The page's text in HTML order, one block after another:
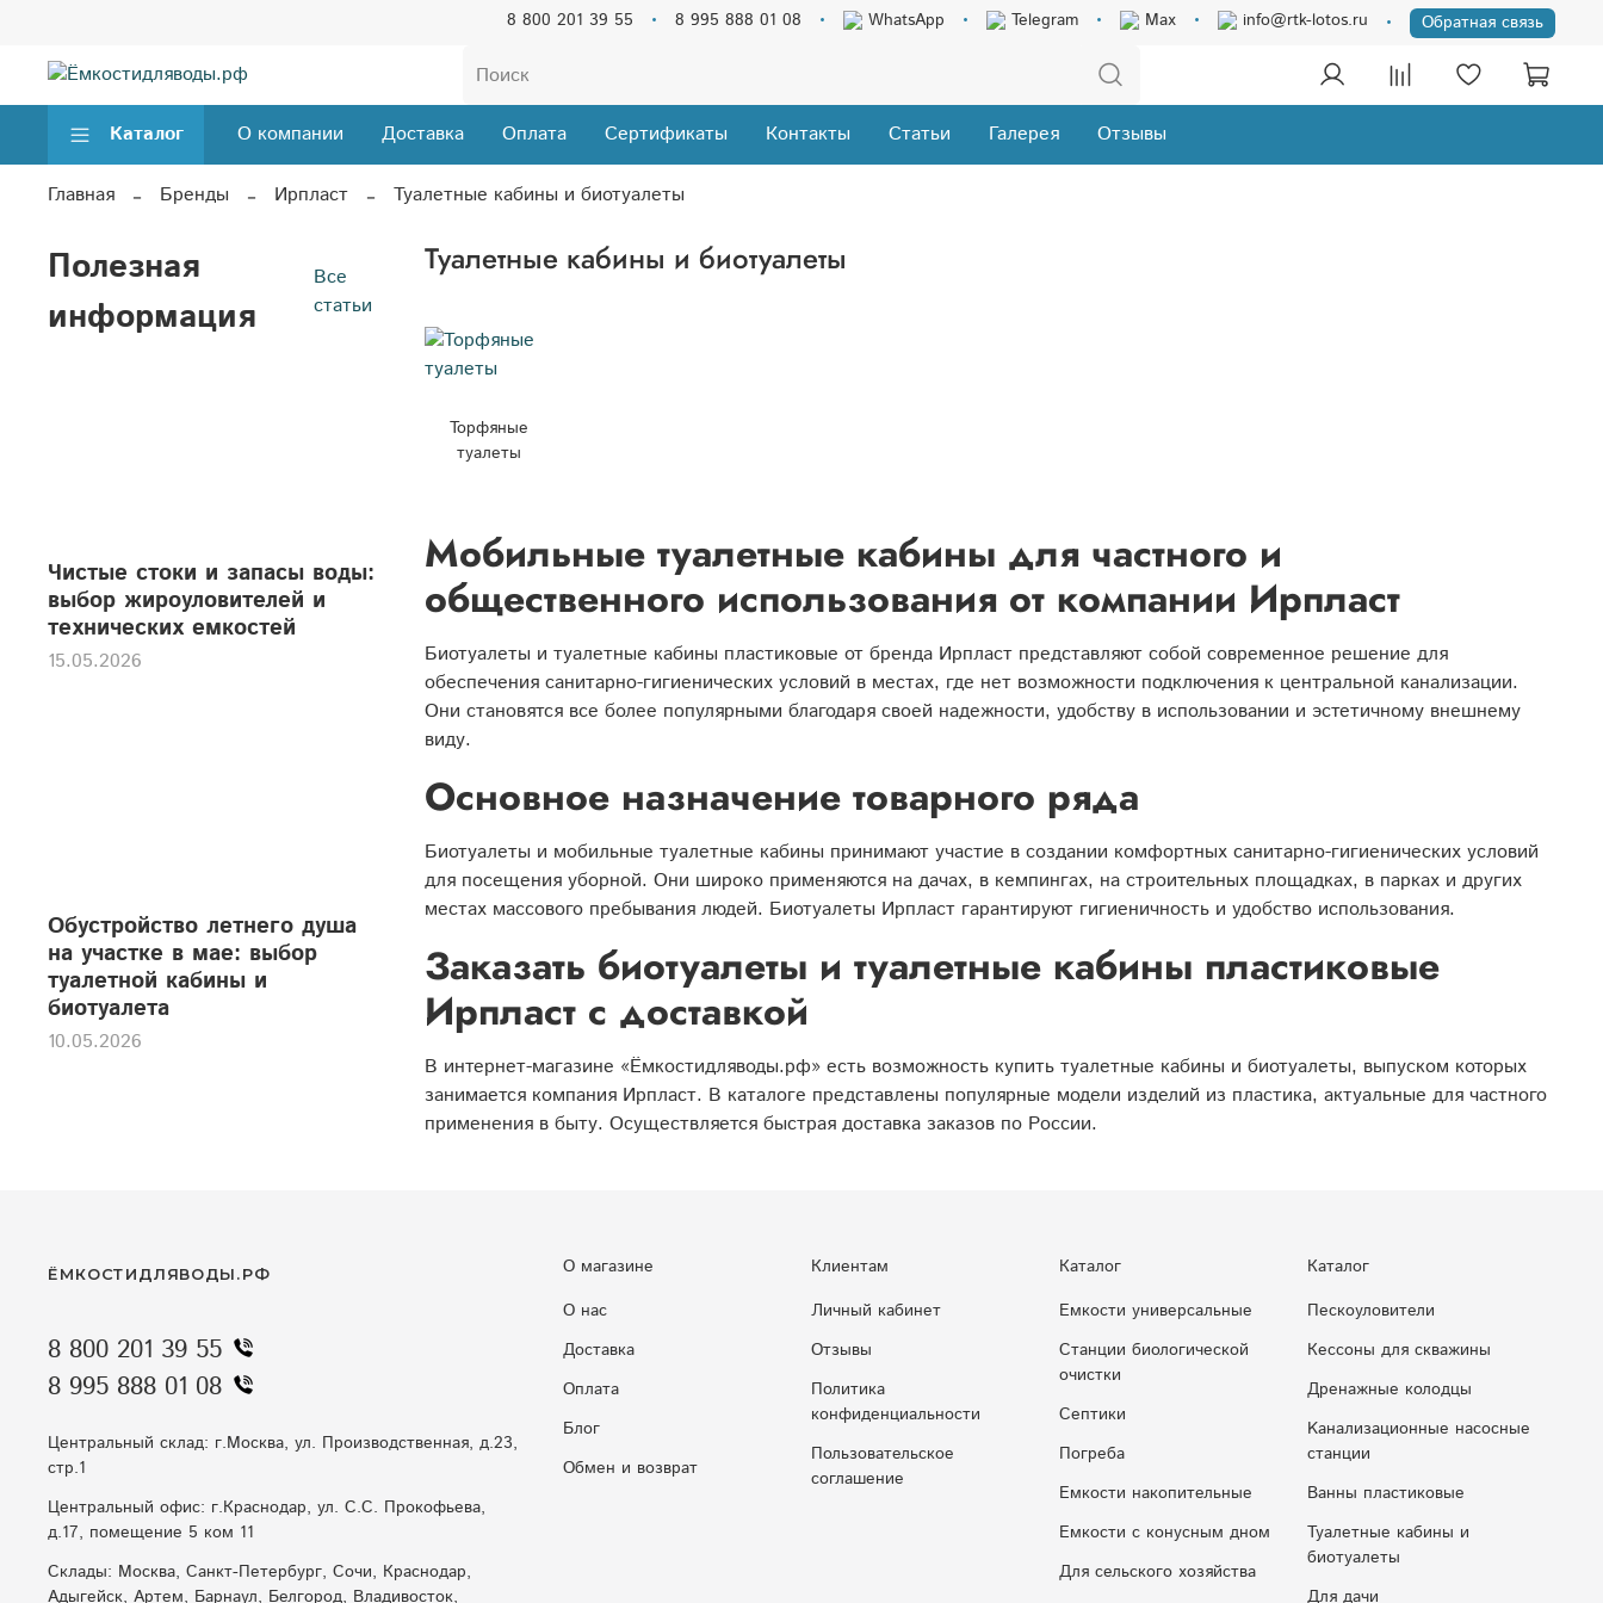
8 800 201 39 55 8 995 888 01 08 WhatsApp Telegram Max info@rtk-lotos.ru Обратная связь
Каталог О компании Доставка Оплата Сертификаты Контакты Статьи Галерея Отзывы
Главная Бренды Ирпласт Туалетные кабины и биотуалеты
Туалетные кабины и биотуалеты
Торфяные
туалеты
Мобильные туалетные кабины для частного и
общественного использования от компании Ирпласт
Биотуалеты и туалетные кабины пластиковые от бренда Ирпласт представляют собой современное решение для
обеспечения санитарно-гигиенических условий в местах, где нет возможности подключения к центральной канализации.
Они становятся все более популярными благодаря своей надежности, удобству в использовании и эстетичному внешнему
виду.
Основное назначение товарного ряда
Биотуалеты и мобильные туалетные кабины принимают участие в создании комфортных санитарно-гигиенических условий
для посещения уборной. Они широко применяются на дачах, в кемпингах, на строительных площадках, в парках и других
местах массового пребывания людей. Биотуалеты Ирпласт гарантируют гигиеничность и удобство использования.
Заказать биотуалеты и туалетные кабины пластиковые
Ирпласт с доставкой
В интернет-магазине «Ёмкостидляводы.рф» есть возможность купить туалетные кабины и биотуалеты, выпуском которых
занимается компания Ирпласт. В каталоге представлены популярные модели изделий из пластика, актуальные для частного
применения в быту. Осуществляется быстрая доставка заказов по России.
Полезная
информация
Все
статьи
Чистые стоки и запасы воды:
выбор жироуловителей и
технических емкостей
15.05.2026
Обустройство летнего душа
на участке в мае: выбор
туалетной кабины и
биотуалета
10.05.2026
О магазине
О нас
Доставка
Оплата
Блог
Обмен и возврат
Клиентам
Личный кабинет
Отзывы
Политика
конфиденциальности
Пользовательское
соглашение
Каталог
Емкости универсальные
Станции биологической
очистки
Септики
Погреба
Емкости накопительные
Eмкocти c кoнуcным днoм
Для сельского хозяйства
Каталог
Пескоуловители
Кессоны для скважины
Дренажные колодцы
Kaнaлизaциoнныe нacocныe
cтaнции
Ванны пластиковые
Туалетные кабины и
биотуалеты
Для дачи
ЁМКОСТИДЛЯВОДЫ.РФ
8 800 201 39 55
8 995 888 01 08
Центральный склад: г.Москва, ул. Производственная, д.23,
стр.1
Центральный офис: г.Краснодар, ул. С.С. Прокофьева,
д.17, помещение 5 ком 11
Склады: Москва, Санкт-Петербург, Сочи, Краснодар,
Адыгейск, Артем, Барнаул, Белгород, Владивосток,